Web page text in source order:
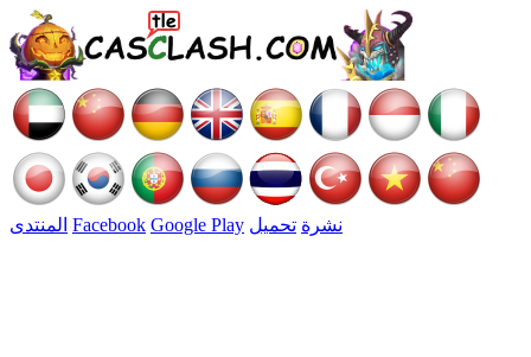
المنتدى Facebook Google Play نشرة تحميل